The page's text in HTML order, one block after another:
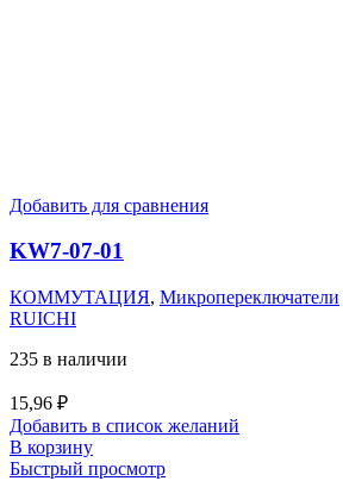
Добавить для сравнения
KW7-07-01
КОММУТАЦИЯ, Микропереключатели
RUICHI
235 в наличии
15,96 ₽
Добавить в список желаний
В корзину
Быстрый просмотр